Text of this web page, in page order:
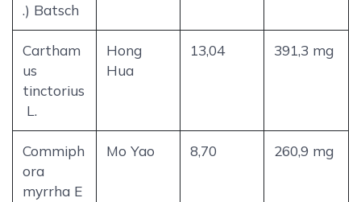
.) Batsch
Cartham
us
tinctorius
L.
Hong
Hua
13,04 391,3 mg
Commiph
ora
myrrha E
Mo Yao 8,70 260,9 mg